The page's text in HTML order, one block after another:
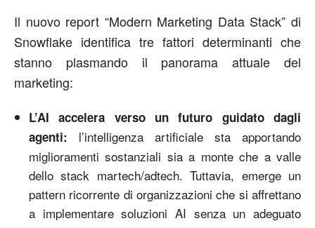
Il nuovo report “Modern Marketing Data Stack” di
Snowflake identifica tre fattori determinanti che
stanno plasmando il panorama attuale del
marketing:
L’AI accelera verso un futuro guidato dagli
agenti: l’intelligenza artificiale sta apportando
miglioramenti sostanziali sia a monte che a valle
dello stack martech/adtech. Tuttavia, emerge un
pattern ricorrente di organizzazioni che si affrettano
a implementare soluzioni AI senza un adeguato